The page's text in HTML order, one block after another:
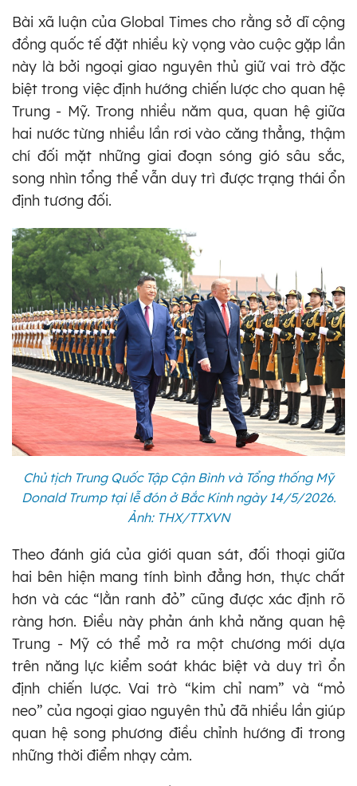
Bài xã luận của Global Times cho rằng sở dĩ cộng
đồng quốc tế đặt nhiều kỳ vọng vào cuộc gặp lần
này là bởi ngoại giao nguyên thủ giữ vai trò đặc
biệt trong việc định hướng chiến lược cho quan hệ
Trung - Mỹ. Trong nhiều năm qua, quan hệ giữa
hai nước từng nhiều lần rơi vào căng thẳng, thậm
chí đối mặt những giai đoạn sóng gió sâu sắc,
song nhìn tổng thể vẫn duy trì được trạng thái ổn
định tương đối.
Chủ tịch Trung Quốc Tập Cận Bình và Tổng thống Mỹ
Donald Trump tại lễ đón ở Bắc Kinh ngày 14/5/2026.
Ảnh: THX/TTXVN
Theo đánh giá của giới quan sát, đối thoại giữa
hai bên hiện mang tính bình đẳng hơn, thực chất
hơn và các “lằn ranh đỏ” cũng được xác định rõ
ràng hơn. Điều này phản ánh khả năng quan hệ
Trung - Mỹ có thể mở ra một chương mới dựa
trên năng lực kiểm soát khác biệt và duy trì ổn
định chiến lược. Vai trò “kim chỉ nam” và “mỏ
neo” của ngoại giao nguyên thủ đã nhiều lần giúp
quan hệ song phương điều chỉnh hướng đi trong
những thời điểm nhạy cảm.